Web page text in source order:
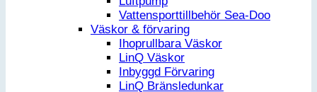
Vattensporttillbehör Sea-Doo
Väskor & förvaring
Ihoprullbara Väskor
LinQ Väskor
Inbyggd Förvaring
LinQ Bränsledunkar